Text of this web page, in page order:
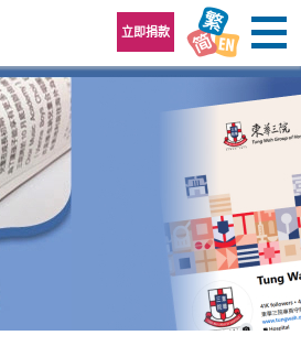
立即捐款